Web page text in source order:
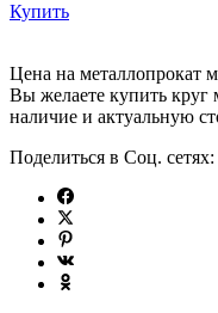
Купить
Цена на металлопрокат
Вы желаете купить круг
наличие и актуальную
Поделиться в Соц. сетях: